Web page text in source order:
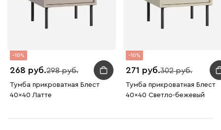
10
268 298
Тумба прикроватная Блест
40x40 Латте
10
271 302
Тумба прикроватная Блест
40x40 Светло-бежевый